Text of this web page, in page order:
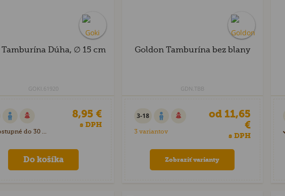
Tamburína Dúha, ∅ 15 cm
GOKI.61920
do 30 dní
8,95 €
s DPH
Goldon Tamburína bez blany
GDN.TBB
3-18
3 variantov
od 11,65
€
s DPH
Zobraziť varianty